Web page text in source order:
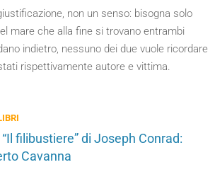
non un senso: bisogna solo
mare che alla fine si trovano entrambi
indietro, nessuno dei due vuole ricordare
rispettivamente autore e vittima.
filibustiere” di Joseph Conrad:
Cavanna